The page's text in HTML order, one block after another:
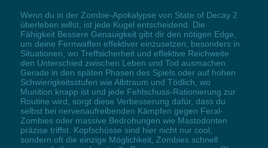
Wenn du in der Zombie-Apokalypse von State of Decay 2
überleben willst, ist jede Kugel entscheidend. Die
Fähigkeit Bessere Genauigkeit gibt dir den nötigen Edge,
um deine Fernwaffen effektiver einzusetzen, besonders in
Situationen, wo Treffsicherheit und effektive Reichweite
den Unterschied zwischen Leben und Tod ausmachen.
Gerade in den späten Phasen des Spiels oder auf hohen
Schwierigkeitsstufen wie Albtraum und Tödlich, wo
Munition knapp ist und jede Fehlschuss-Rationierung zur
Routine wird, sorgt diese Verbesserung dafür, dass du
selbst bei nervenaufreibenden Kämpfen gegen Feral-
Zombies oder massive Bedrohungen wie Mastodonten
präzise triffst. Kopfschüsse sind hier nicht nur cool,
sondern oft die einzige Möglichkeit, Zombies schnell